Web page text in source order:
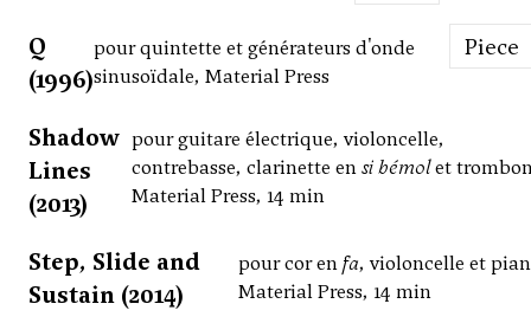
Q
(1996)
pour quintette et générateurs d'onde
sinusoïdale, Material Press
Piece
Shadow
Lines
(2013)
pour guitare électrique, violoncelle,
contrebasse, clarinette ensi bémolet
Material Press, 14 min
Step, Slide and
Sustain (2014)
pour cor enfa, violoncelle et
Material Press, 14 min